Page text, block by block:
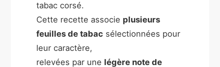
tabac corsé.
Cette recette associe plusieurs
feuilles de tabac sélectionnées pour
leur caractère,
relevées par une légère note de